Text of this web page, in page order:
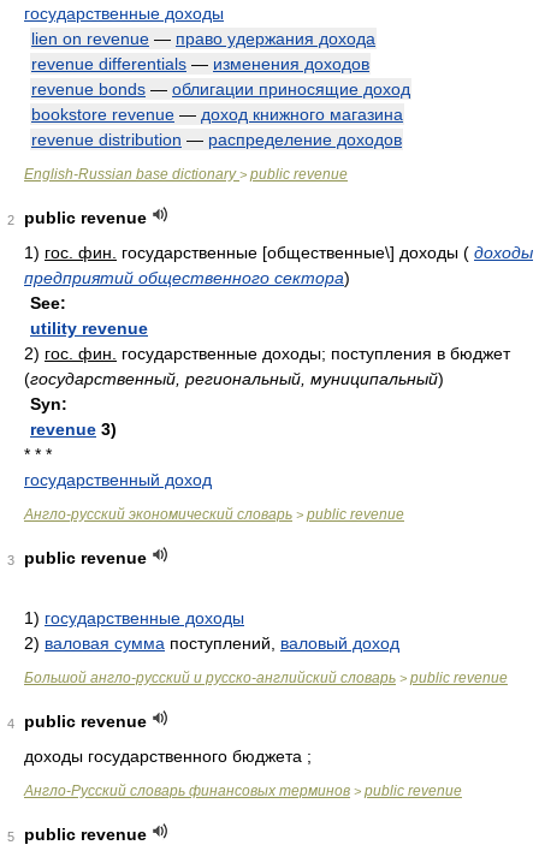
государственные доходы
lien on revenue — право удержания дохода
revenue differentials — изменения доходов
revenue bonds — облигации приносящие доход
bookstore revenue — доход книжного магазина
revenue distribution — распределение доходов
English-Russian base dictionary> public revenue
2
public revenue
1) гос. фин. государственные [общественные\] доходы ( доходы
предприятий общественного сектора)
See:
utility revenue
2) гос. фин.
государственные доходы; поступления в бюджет
(государственный, региональный, муниципальный)
Syn:
revenue 3)
* * *
государственный доход
Англо-русский экономический словарь > public revenue
3 public revenue
1) государственные доходы
2) валовая сумма поступлений, валовый доход
Большой англо-русский и русско-английский словарь > public revenue
4
public revenue
доходы государственного бюджета ;
Англо-Русский словарь финансовых терминов > public revenue
5
public revenue